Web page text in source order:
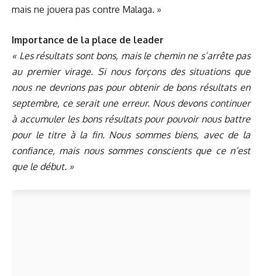
mais ne jouera pas contre Malaga. »
Importance de la place de leader
« Les résultats sont bons, mais le chemin ne s’arrête pas
au premier virage. Si nous forçons des situations que
nous ne devrions pas pour obtenir de bons résultats en
septembre, ce serait une erreur. Nous devons continuer
à accumuler les bons résultats pour pouvoir nous battre
pour le titre à la fin. Nous sommes biens, avec de la
confiance, mais nous sommes conscients que ce n’est
que le début. »